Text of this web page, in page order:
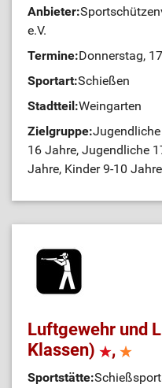
Anbieter:
e.V.
Termine:Donnerstag,
Sportart:Schießen
Stadtteil:Weingarten
Zielgruppe:
16 Jahre, Jugendliche
Jahre, Kinder 9-10 Jahre
Luftgewehr und
Klassen)
,
Sportstätte: